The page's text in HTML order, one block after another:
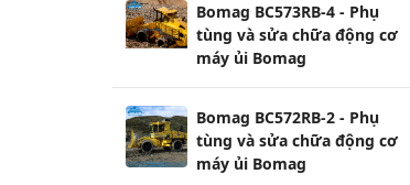
Bomag BC573RB-4 - Phụ
tùng và sửa chữa động cơ
máy ủi Bomag
Bomag BC572RB-2 - Phụ
tùng và sửa chữa động cơ
máy ủi Bomag